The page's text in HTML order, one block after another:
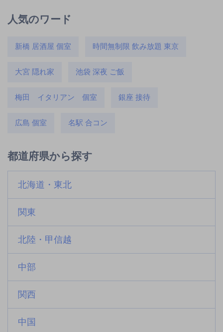
人気のワード
新橋 居酒屋 個室 時間無制限 飲み放題 東京
大宮 隠れ家 池袋 深夜 ご飯
梅田 イタリアン 個室 銀座 接待
広島 個室 名駅 合コン
都道府県から探す
北海道・東北
関東
北陸・甲信越
中部
関西
中国